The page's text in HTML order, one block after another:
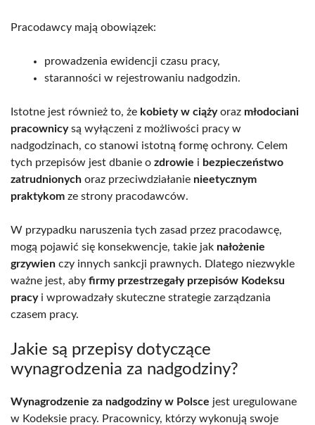
Pracodawcy mają obowiązek:
prowadzenia ewidencji czasu pracy,
staranności w rejestrowaniu nadgodzin.
Istotne jest również to, że kobiety w ciążyoraz młodociani
pracownicysą wyłączeni z możliwości pracy w
nadgodzinach, co stanowi istotną formę ochrony. Celem
tych przepisów jest dbanie o zdrowie i bezpieczeństwo
zatrudnionych oraz przeciwdziałanie nieetycznym
praktykom ze strony pracodawców.
W przypadku naruszenia tych zasad przez pracodawcę,
mogą pojawić się konsekwencje, takie jak nałożenie
grzywien czy innych sankcji prawnych. Dlatego niezwykle
ważne jest, aby firmy przestrzegały przepisów Kodeksu
pracyi wprowadzały skuteczne strategie zarządzania
czasem pracy.
Jakie są przepisy dotyczące
wynagrodzenia za nadgodziny?
Wynagrodzenie za nadgodziny w Polsce jest uregulowane
w Kodeksie pracy. Pracownicy, którzy wykonują swoje